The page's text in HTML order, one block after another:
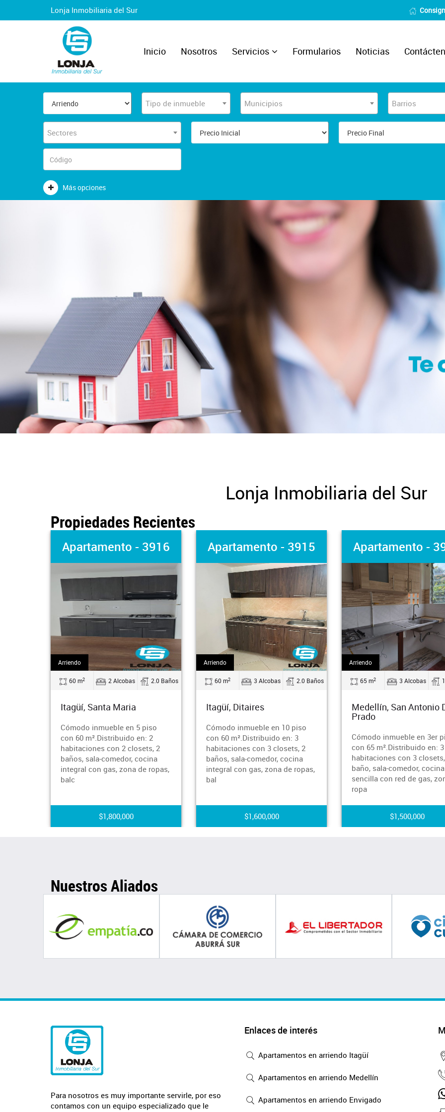
Lonja Inmobiliaria del Sur
Inicio Nosotros Servicios Formularios Noticias
Tipo de inmueble Municipios Barrios
Sectores
Más opciones
Lonja Inmobiliaria del Sur
Propiedades Recientes
Apartamento - 3916
Arriendo
60 m2 2 Alcobas 2.0 Baños
Itagüí, Santa Maria
Cómodo inmueble en 5 piso
con 60 m².Distribuido en: 2
habitaciones con 2 closets, 2
baños, sala-comedor, cocina
integral con gas, zona de ropas,
balc
$1,800,000
Apartamento - 3915
Arriendo
60 m2 3 Alcobas 2.0 Baños
Itagüí, Ditaires
Cómodo inmueble en 10 piso
con 60 m².Distribuido en: 3
habitaciones con 3 closets, 2
baños, sala-comedor, cocina
integral con gas, zona de ropas,
bal
$1,600,000
Apartamento -
Arriendo
65 m2 3 Alcobas
Medellín, San Antonio
Prado
Cómodo inmueble en 3er
con 65 m².Distribuido en: 3
habitaciones con 3 closets,
baño, sala-comedor, cocina
sencilla con red de gas,
ropa
$1,500,000
Nuestros Aliados
Para nosotros es muy importante servirle, por eso
contamos con un equipo especializado que le
Enlaces de interés
Apartamentos en arriendo Itagüí
Apartamentos en arriendo Medellín
Apartamentos en arriendo Envigado